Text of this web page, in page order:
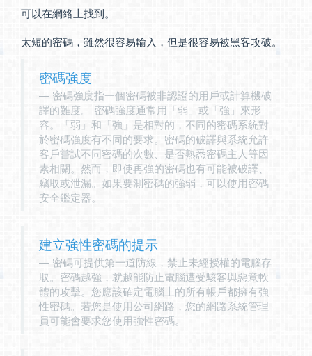
可以在網絡上找到。
太短的密碼，雖然很容易輸入，但是很容易被黑客攻破。
密碼強度
密碼強度指一個密碼被非認證的用戶或計算機破
譯的難度。 密碼強度通常用「弱」或「強」來形
容。「弱」和「強」是相對的，不同的密碼系統對
於密碼強度有不同的要求。密碼的破譯與系統允許
客戶嘗試不同密碼的次數、是否熟悉密碼主人等因
素相關。然而，即使再強的密碼也有可能被破譯、
竊取或泄漏。如果要測密碼的強弱，可以使用密碼
安全鑑定器。
建立強性密碼的提示
密碼可提供第一道防線，禁止未經授權的電腦存
取。密碼越強，就越能防止電腦遭受駭客與惡意軟
體的攻擊。您應該確定電腦上的所有帳戶都擁有強
性密碼。若您是使用公司網路，您的網路系統管理
員可能會要求您使用強性密碼。